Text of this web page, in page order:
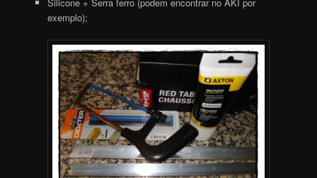
exemplo);